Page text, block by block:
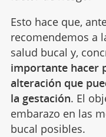
Esto hace que,
recomendemos a
salud bucal y,
importante hacer
alteración que
la gestación. El
embarazo en las
bucal posibles.